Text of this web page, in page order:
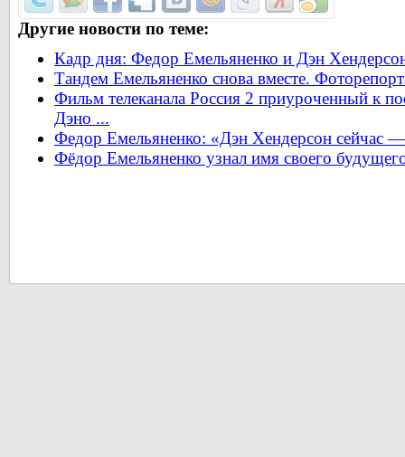
Другие новости по теме:
Кадр дня: Федор Емельяненко и Дэн Хендерсон
Тандем Емельяненко снова вместе.
Фильм телеканала Россия 2 приуроченный к
Дэно ...
Федор Емельяненко: «Дэн Хендерсон сейчас
Фёдор Емельяненко узнал имя своего